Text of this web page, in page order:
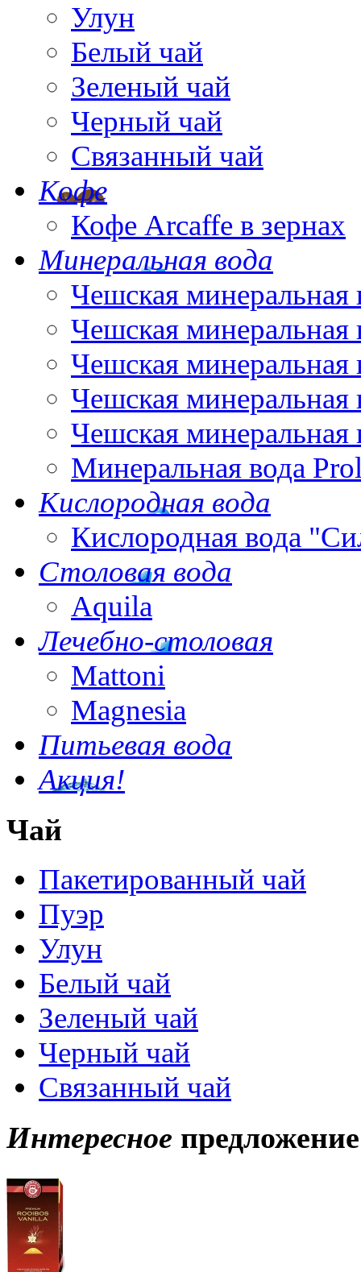
Улун
Белый чай
Зеленый чай
Черный чай
Связанный чай
Кофе
Кофе Arcaffe в зернах
Минеральная вода
Чешская минеральная
Чешская минеральная
Чешская минеральная
Чешская минеральная
Чешская минеральная
Минеральная вода
Кислородная вода
Кислородная вода
Столовая вода
Aquila
Лечебно-столовая
Mattoni
Magnesia
Питьевая вода
Акция!
Чай
Пакетированный чай
Пуэр
Улун
Белый чай
Зеленый чай
Черный чай
Связанный чай
Интересное предложение